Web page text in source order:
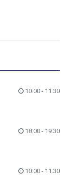
10:00 - 11:30
18:00 - 19:30
10:00 - 11:30